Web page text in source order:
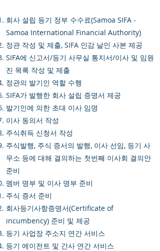
회사 설립 등기 정부 수수료(Samoa SIFA -
Samoa International Financial Authority)
정관 작성 및 제출, SIFA 인감 날인 사본 제공
SIFA에 신고서/등기 사무실 통지서/이사 및 임원
진 목록 작성 및 제출
정관의 발기인 역할 수행
SIFA가 발행한 회사 설립 증명서 제공
발기인에 의한 초대 이사 임명
이사 동의서 작성
주식취득 신청서 작성
주식발행, 주식 증서의 발행, 이사 선임, 등기 사
무소 등에 대해 결의하는 첫번째 이사회 결의안
준비
멤버 명부 및 이사 명부 준비
주식 증서 준비
회사등기사항증명서(Certificate of
incumbency) 준비 및 제공
등기 사업장 주소지 연간 서비스
등기 에이전트 및 간사 연간 서비스